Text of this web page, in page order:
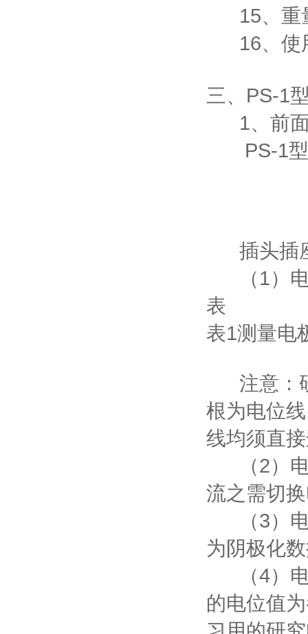
15、重
16、使
三、PS-1
1、前面
PS-1型
插头插
（1）电
表
表1测量电
注意：研
根为电位
线均须直
（2）电
流之需切
（3）电
为阴极化
（4）电
的电位值